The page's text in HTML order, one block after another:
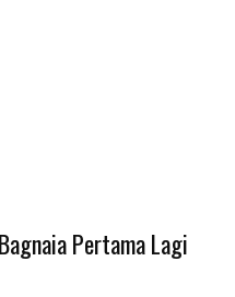
Pertama Lagi